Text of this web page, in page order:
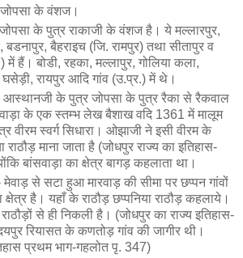
जोपसा के वंशज।
के पुत्र राकाजी के वंशज है। ये मल्लारपुर,
बडनापुर, बैहराइच (जि. रामपुर) तथा सीतापुर व
हैं। बोडी, रहका, मल्लापुर, गोलिया कला,
घसेड़ी, रायपुर आदि गांव (उ.प्र.) में थे।
:- आस्थानजी के पुत्र जोपसा के पुत्र रैका से रैकवाल
के एक स्तम्भ लेख बैशाख वदि 1361 में मालूम
वीरम स्वर्ग सिधारा। ओझाजी ने इसी वीरम के
राठौड़ माना जाता है (जोधपुर राज्य का इतिहास-
बांसवाड़ा का क्षेत्र बागड़ कहलाता था।
मेवाड़ से सटा हुआ मारवाड़ की सीमा पर छप्पन गांवों
क्षेत्र है। यहाँ के राठौड़ छप्पनिया राठौड़ कहलाये।
से ही निकली है। (जोधपुर का राज्य इतिहास-
रियासत के कणतोड़ गांव की जागीर थी।
प्रथम भाग-गहलोत पृ. 347)